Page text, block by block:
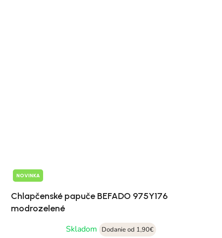
NOVINKA
Chlapčenské papuče BEFADO 975Y176
modrozelené
Skladom
Dodanie od 1,90€